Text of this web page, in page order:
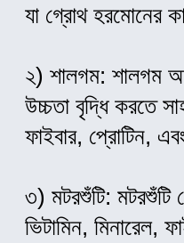
যা গ্রোথ হরমোনের
২) শালগম: শালগম
উচ্চতা বৃদ্ধি করতে
ফাইবার, প্রোটিন,
৩) মটরশুঁটি: মটরশুঁটি
ভিটামিন, মিনারেল,